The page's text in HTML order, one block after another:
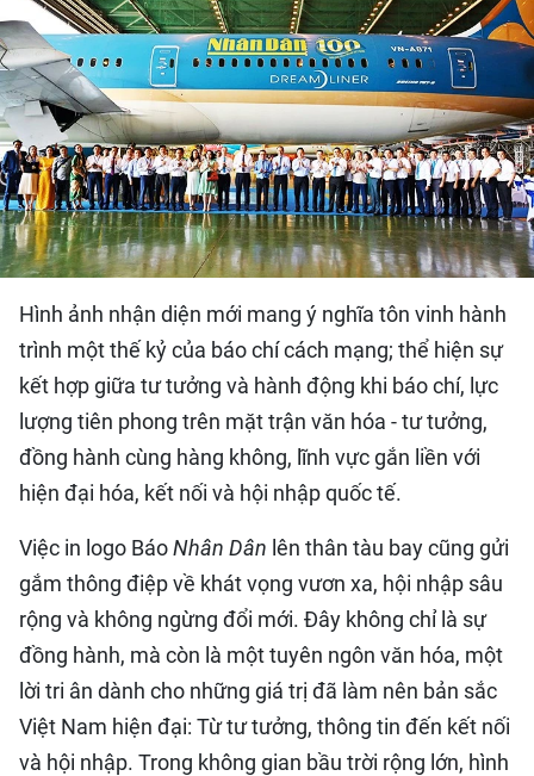
THỂ THAO
DU LỊCH
HỒ SƠ - TƯ LIỆU
NHÂN DÂN ĐIỆN TỬ
NHÂN DÂN HẰNG THÁNG
NHÂN DÂN CUỐI TUẦN
Hình ảnh nhận diện mới mang ý nghĩa tôn vinh hành
trình một thế kỷ của báo chí cách mạng; thể hiện sự
kết hợp giữa tư tưởng và hành động khi báo chí, lực
lượng tiên phong trên mặt trận văn hóa - tư tưởng,
đồng hành cùng hàng không, lĩnh vực gắn liền với
hiện đại hóa, kết nối và hội nhập quốc tế.
Việc in logo BáoNhân Dân lên thân tàu bay cũng gửi
gắm thông điệp về khát vọng vươn xa, hội nhập sâu
rộng và không ngừng đổi mới. Đây không chỉ là sự
đồng hành, mà còn là một tuyên ngôn văn hóa, một
lời tri ân dành cho những giá trị đã làm nên bản sắc
Việt Nam hiện đại: Từ tư tưởng, thông tin đến kết nối
và hội nhập. Trong không gian bầu trời rộng lớn, hình